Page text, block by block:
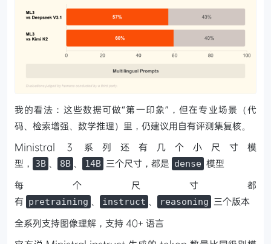
我的看法：这些数据可做“第一印象”，但在专业场景（代
码、检索增强、数学推理）里，仍建议用自有评测集复核。
Ministral 3 系列还有几个小尺寸模
型，
3B 8B 14B 三个尺寸，都是 dense 模型
每个尺寸都
有 pretraining instruct reasoning 三个版本
全系列支持图像理解，支持 40+ 语言